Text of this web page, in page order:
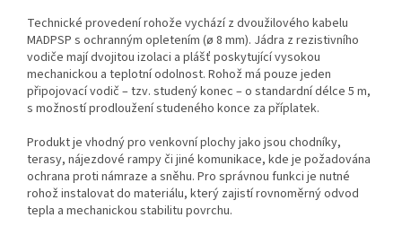
Technické provedení rohože vychází z dvoužilového kabelu
MADPSP s ochranným opletením (ø 8 mm). Jádra z rezistivního
vodiče mají dvojitou izolaci a plášť poskytující vysokou
mechanickou a teplotní odolnost. Rohož má pouze jeden
připojovací vodič – tzv. studený konec – o standardní délce 5 m,
s možností prodloužení studeného konce za příplatek.
Produkt je vhodný pro venkovní plochy jako jsou chodníky,
terasy, nájezdové rampy či jiné komunikace, kde je požadována
ochrana proti námraze a sněhu. Pro správnou funkci je nutné
rohož instalovat do materiálu, který zajistí rovnoměrný odvod
tepla a mechanickou stabilitu povrchu.